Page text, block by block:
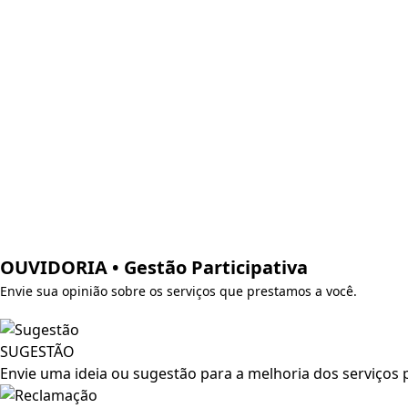
OUVIDORIA • Gestão Participativa
Envie sua opinião sobre os serviços que prestamos a você.
SUGESTÃO
Envie uma ideia ou sugestão para a melhoria dos serviços